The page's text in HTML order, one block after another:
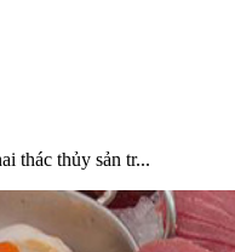
thác thủy sản tr...